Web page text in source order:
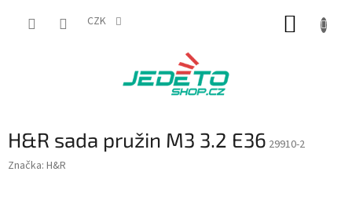
CZK
H&R sada pružin M3 3.2 E36 29910-2
Značka: H&R